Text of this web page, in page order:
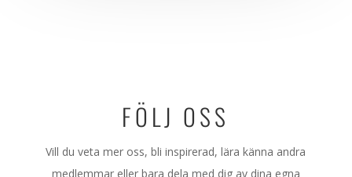
FÖLJ OSS
Vill du veta mer oss, bli inspirerad, lära känna andra
medlemmar eller bara dela med dig av dina egna